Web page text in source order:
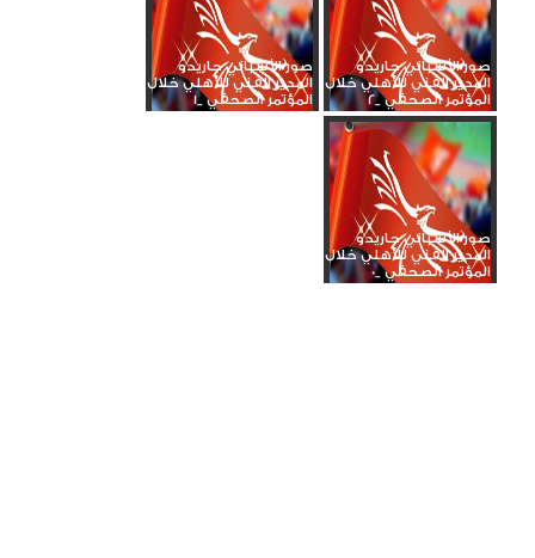
صور الأسباني جاريدو
المدير الفني للأهلي خلال
المؤتمر الصحفي _2
صور الأسباني جاريدو
المدير الفني للأهلي خلال
المؤتمر الصحفي _1
صور الأسباني جاريدو
المدير الفني للأهلي خلال
المؤتمر الصحفي _0